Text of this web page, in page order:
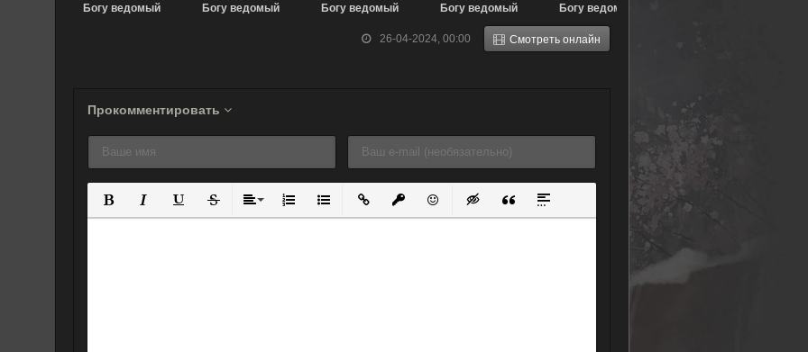
26-04-2024, 00:00 Смотреть онлайн
Богу ведомый
Богу ведомый
Богу ведомый
Богу ведомый
мир OVA-3 (2013)
Богу ведомый
мир OVA-1 (2011)
Прокомментировать
Полужирный
КурсивПодчеркнутый
ЗачеркнутыйВыравнивание
Нумерованный список
Маркированный список
Вставить ссылку
Вставить защищенную ссылку
Вставить смайлик
Вставка скрытого текста
Вставка цитаты
Вставка спойлера